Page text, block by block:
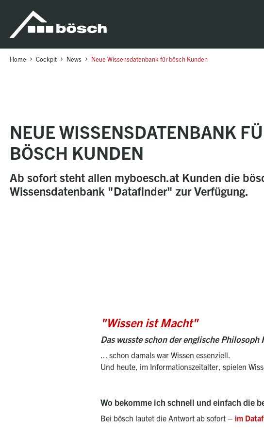
sr.skip-to.main-content
sr.skip-to.table-of-contents
sr.skip-to.main-navigation
Home Cockpit News Neue Wissensdatenbank für bösch Kunden
NEUE WISSENSDATENBANK
BÖSCH KUNDEN
Ab sofort steht allen myboesch.at Kunden die
Wissensdatenbank "Datafinder" zur Verfügung.
"Wissen ist Macht"
Das wusste schon der englische
... schon damals war Wissen essenziell.
Und heute, im Informationszeitalter, spielen
Wo bekomme ich schnell und einfach die
Bei bösch lautet die Antwort ab sofort – im